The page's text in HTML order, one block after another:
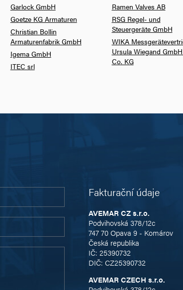
Garlock GmbH
Goetze KG Armaturen
Christian Bollin
Armaturenfabrik GmbH
Igema GmbH
ITEC srl
Ramen Valves AB
RSG Regel- und
Steuergeräte GmbH
WIKA
Ursula Wiegand
Co. KG
Fakturační údaje
AVEMAR CZ s.r.o.
Podvihovská 378/12c
747 70 Opava 9 - Komárov
Česká republika
IČ: 25390732
DIČ: CZ25390732
AVEMAR CZECH s.r.o.